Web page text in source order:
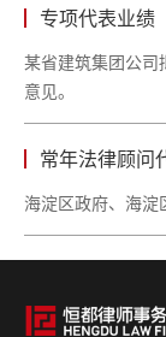
专项代表业绩
某省建筑集团公司
意见。
常年法律顾问
海淀区政府、海淀